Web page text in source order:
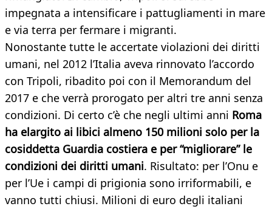
impegnata a intensificare i pattugliamenti in mare
e via terra per fermare i migranti.
Nonostante tutte le accertate violazioni dei diritti
umani, nel 2012 l’Italia aveva rinnovato l’accordo
con Tripoli, ribadito poi con il Memorandum del
2017 e che verrà prorogato per altri tre anni senza
condizioni. Di certo c’è che negli ultimi anni Roma
ha elargito ai libici almeno 150 milioni solo per la
cosiddetta Guardia costiera e per “migliorare” le
condizioni dei diritti umani. Risultato: per l’Onu e
per l’Ue i campi di prigionia sono irriformabili, e
vanno tutti chiusi. Milioni di euro degli italiani